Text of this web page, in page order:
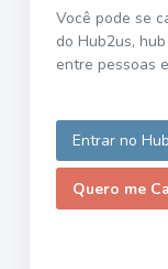
Você pode se
do Hub2us,
entre pessoas
Entrar no
Quero me